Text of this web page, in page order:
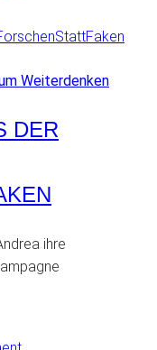
Weiterdenken
DER
ihre